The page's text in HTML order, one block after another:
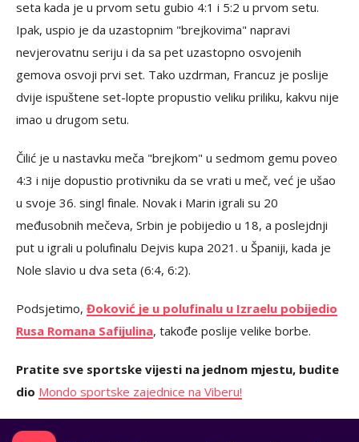
seta kada je u prvom setu gubio 4:1 i 5:2 u prvom setu.
Ipak, uspio je da uzastopnim "brejkovima" napravi
nevjerovatnu seriju i da sa pet uzastopno osvojenih
gemova osvoji prvi set. Tako uzdrman, Francuz je poslije
dvije ispuštene set-lopte propustio veliku priliku, kakvu nije
imao u drugom setu.
Čilić je u nastavku meča "brejkom" u sedmom gemu poveo
4:3 i nije dopustio protivniku da se vrati u meč, već je ušao
u svoje 36. singl finale. Novak i Marin igrali su 20
međusobnih mečeva, Srbin je pobijedio u 18, a poslejdnji
put u igrali u polufinalu Dejvis kupa 2021. u Španiji, kada je
Nole slavio u dva seta (6:4, 6:2).
Podsjetimo, Đoković je u polufinalu u Izraelu pobijedio
Rusa Romana Safijulina, takođe poslije velike borbe.
Pratite sve sportske vijesti na jednom mjestu, budite
dio Mondo sportske zajednice na Viberu!